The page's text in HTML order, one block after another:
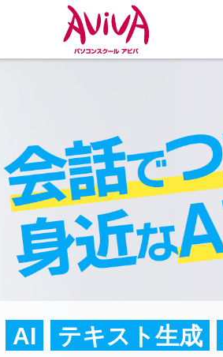
AI テキスト生成